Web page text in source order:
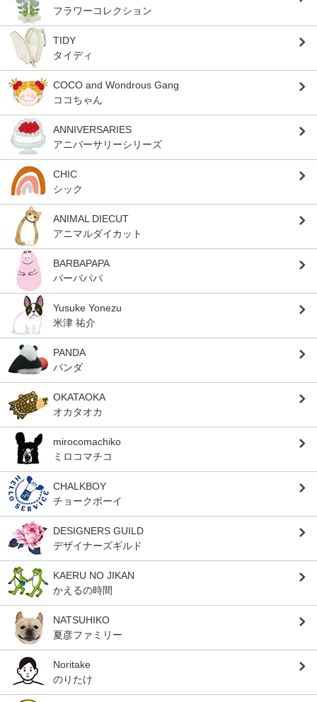
フラワーコレクション
TIDY
タイディ
COCO and Wondrous Gang
ココちゃん
ANNIVERSARIES
アニバーサリーシリーズ
CHIC
シック
ANIMAL DIECUT
アニマルダイカット
BARBAPAPA
バーバパパ
Yusuke Yonezu
米津 祐介
PANDA
パンダ
OKATAOKA
オカタオカ
mirocomachiko
ミロコマチコ
CHALKBOY
チョークボーイ
DESIGNERS GUILD
デザイナーズギルド
KAERU NO JIKAN
かえるの時間
NATSUHIKO
夏彦ファミリー
Noritake
のりたけ